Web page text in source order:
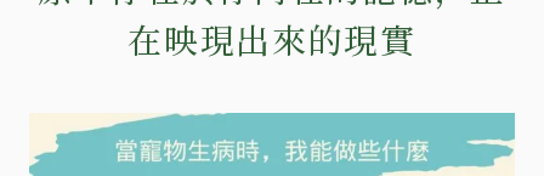
在映現出來的現實